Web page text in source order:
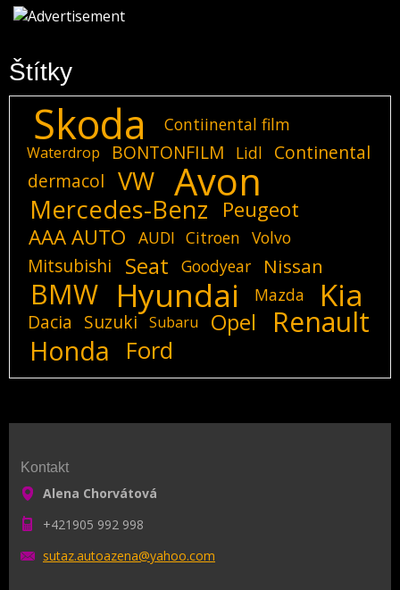
Štítky
Skoda Contiinental film
Waterdrop BONTONFILM Lidl
Continental
dermacol
VW Avon
Mercedes-Benz
Peugeot
AAA AUTO
AUDI Citroen Volvo
Mitsubishi Seat Goodyear Nissan
BMW Hyundai Mazda Kia
Dacia Suzuki Subaru Opel Renault
Honda Ford
Kontakt
Alena Chorvátová
+421905 992 998
sutaz.autoazena@yahoo.com